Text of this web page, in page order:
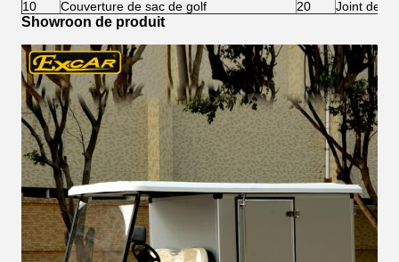
10
Couverture de sac de golf 20 Joint de
Showroon de produit